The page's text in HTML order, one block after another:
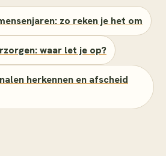
zo reken je het om
waar let je op?
herkennen en afscheid